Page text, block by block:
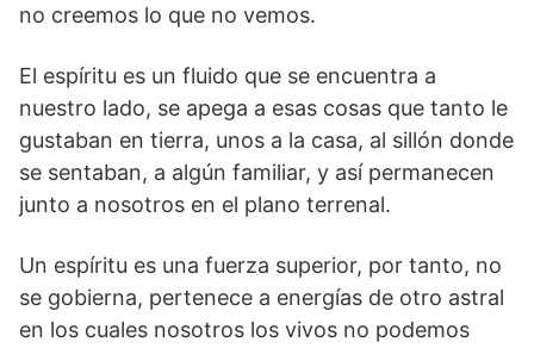
no creemos lo que no vemos.
El espíritu es un fluido que se encuentra a
nuestro lado, se apega a esas cosas que tanto le
gustaban en tierra, unos a la casa, al sillón donde
se sentaban, a algún familiar, y así permanecen
junto a nosotros en el plano terrenal.
Un espíritu es una fuerza superior, por tanto, no
se gobierna, pertenece a energías de otro astral
en los cuales nosotros los vivos no podemos